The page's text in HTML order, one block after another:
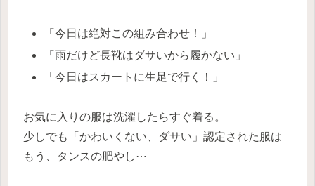
「今日は絶対この組み合わせ！」
「雨だけど長靴はダサいから履かない」
「今日はスカートに生足で行く！」
お気に入りの服は洗濯したらすぐ着る。
少しでも「かわいくない、ダサい」認定された服は
もう、タンスの肥やし⋯